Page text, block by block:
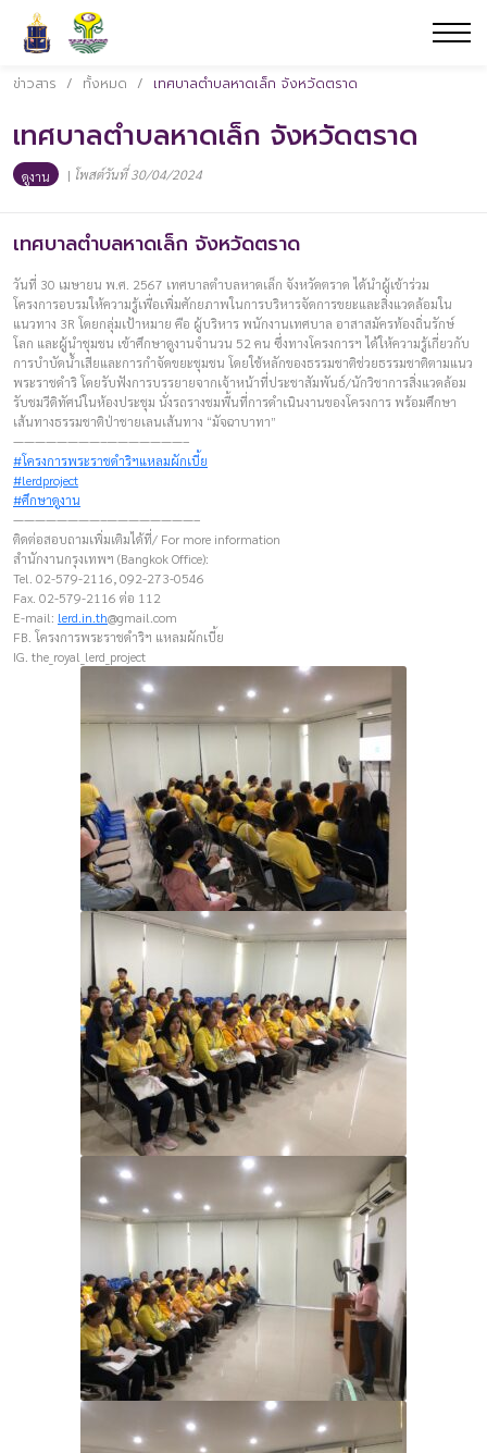
ข่าวสาร / ทั้งหมด / เทศบาลตำบลหาดเล็ก จังหวัดตราด
เทศบาลตำบลหาดเล็ก จังหวัดตราด
ดูงาน | โพสต์วันที่ 30/04/2024
เทศบาลตำบลหาดเล็ก จังหวัดตราด
วันที่ 30 เมษายน พ.ศ. 2567 เทศบาลตำบลหาดเล็ก จังหวัดตราด ได้นำผู้เข้าร่วม
โครงการอบรมให้ความรู้เพื่อเพิ่มศักยภาพในการบริหารจัดการขยะและสิ่งแวดล้อมใน
แนวทาง 3R โดยกลุ่มเป้าหมาย คือ ผู้บริหาร พนักงานเทศบาล อาสาสมัครท้องถิ่นรักษ์
โลก และผู้นำชุมชน เข้าศึกษาดูงานจำนวน 52 คน ซึ่งทางโครงการฯ ได้ให้ความรู้เกี่ยวกับ
การบำบัดน้ำเสียและการกำจัดขยะชุมชน โดยใช้หลักของธรรมชาติช่วยธรรมชาติตามแนว
พระราชดำริ โดยรับฟังการบรรยายจากเจ้าหน้าที่ประชาสัมพันธ์/นักวิชาการสิ่งแวดล้อม
รับชมวีดิทัศน์ในห้องประชุม นั่งรถรางชมพื้นที่การดำเนินงานของโครงการ พร้อมศึกษา
เส้นทางธรรมชาติป่าชายเลนเส้นทาง “มัจฉาบาทา”
————————–———————–
#โครงการพระราชดำริฯแหลมผักเบี้ย
#lerdproject
#ศึกษาดูงาน
————————–————————–
ติดต่อสอบถามเพิ่มเติมได้ที่/ For more information
สำนักงานกรุงเทพฯ (Bangkok Office):
Tel. 02-579-2116, 092-273-0546
Fax. 02-579-2116 ต่อ 112
E-mail: lerd.in.th@gmail.com
FB. โครงการพระราชดำริฯ แหลมผักเบี้ย
IG. the_royal_lerd_project